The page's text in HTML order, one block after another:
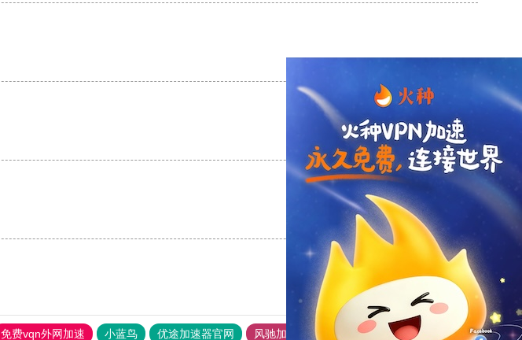
支持 [0] 反对 [0]
支持
免费vqn外网加速 小蓝鸟 优途加速器官网 风驰加速器 旋风加速器